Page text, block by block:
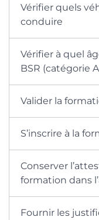
Vérifier quels
conduire
Vérifier à quel
BSR (catégorie
Valider la
S’inscrire à la
Conserver
formation dans
Fournir les